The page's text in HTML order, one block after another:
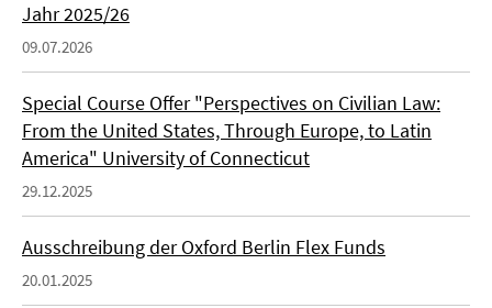
Jahr 2025/26
09.07.2026
Special Course Offer "Perspectives on Civilian Law:
From the United States, Through Europe, to Latin
America" University of Connecticut
29.12.2025
Ausschreibung der Oxford Berlin Flex Funds
20.01.2025